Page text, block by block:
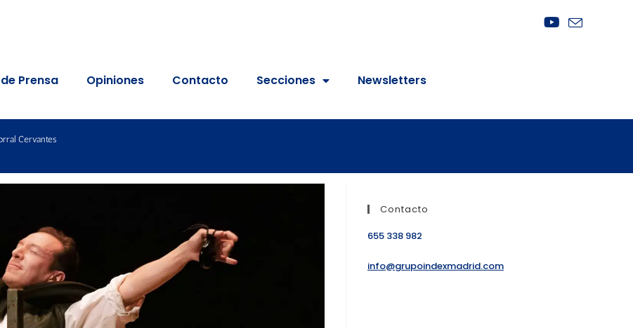
Prensa Opiniones Contacto Secciones Newsletters
Cervantes
Contacto
655 338 982
info@grupoindexmadrid.com